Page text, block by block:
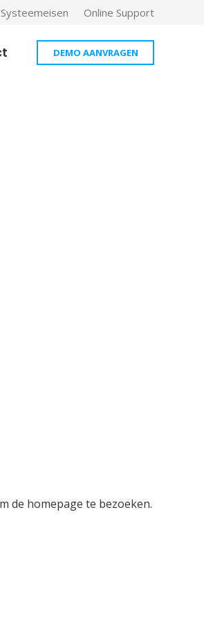
Systeemeisen Online Support
DEMO AANVRAGEN
de homepage te bezoeken.